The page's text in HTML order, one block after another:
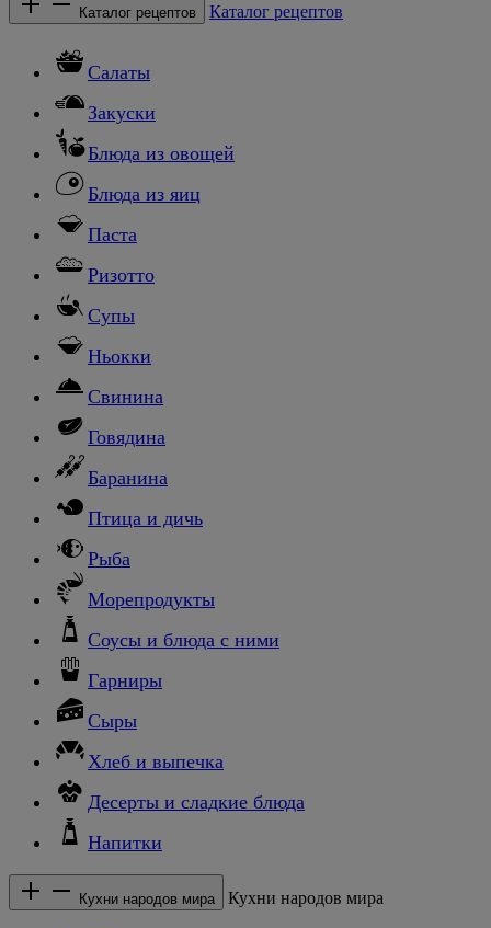
Каталог рецептов Каталог рецептов
Салаты
Закуски
Блюда из овощей
Блюда из яиц
Паста
Ризотто
Супы
Ньокки
Свинина
Говядина
Баранина
Птица и дичь
Рыба
Морепродукты
Соусы и блюда с ними
Гарниры
Сыры
Хлеб и выпечка
Десерты и сладкие блюда
Напитки
Кухни народов мира Кухни народов мира